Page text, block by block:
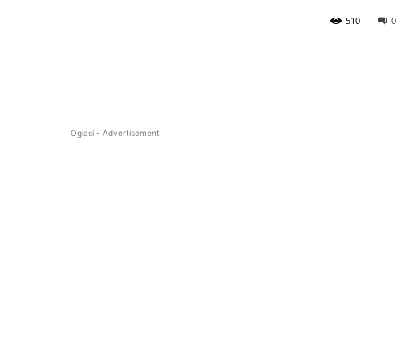
0
510
Oglasi - Advertisement